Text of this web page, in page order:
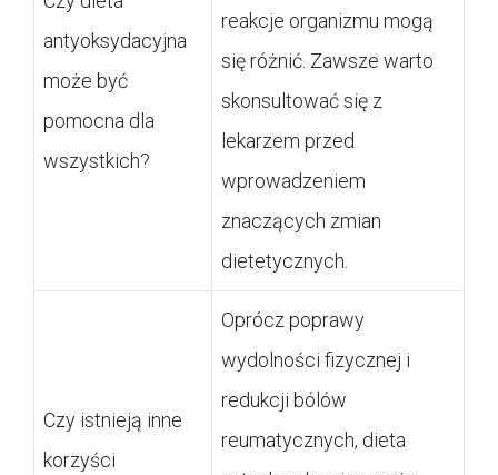
antyoksydacyjna
może być
pomocna dla
wszystkich?
reakcje organizmu mogą
się różnić. Zawsze warto
skonsultować się z
lekarzem przed
wprowadzeniem
znaczących zmian
dietetycznych.
Czy istnieją inne
korzyści
Oprócz poprawy
wydolności fizycznej i
redukcji bólów
reumatycznych, dieta